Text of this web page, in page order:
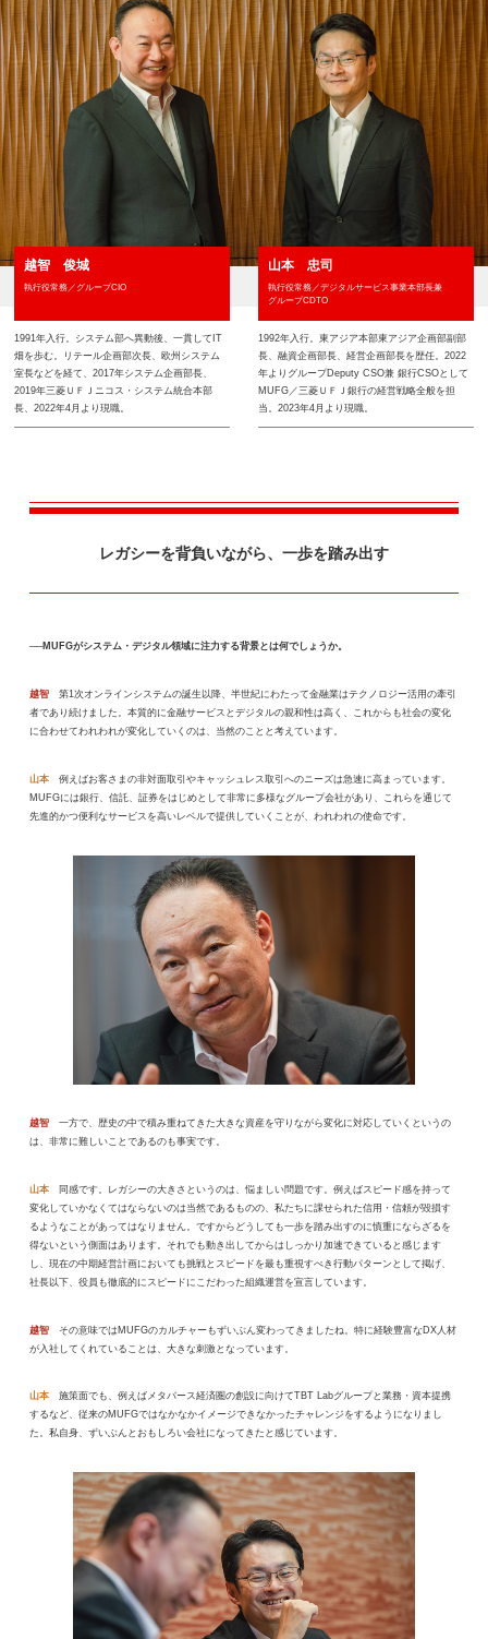
越智 俊城
執行役常務／グループCIO
1991年入行。システム部へ異動後、一貫してIT
畑を歩む。リテール企画部次長、欧州システム
室長などを経て、2017年システム企画部長、
2019年三菱ＵＦＪニコス・システム統合本部
長、2022年4月より現職。
山本 忠司
執行役常務／デジタルサービス事業本部長兼
グループCDTO
1992年入行。東アジア本部東アジア企画部副部
長、融資企画部長、経営企画部長を歴任。2022
年よりグループDeputy CSO兼 銀行CSOとして
MUFG／三菱ＵＦＪ銀行の経営戦略全般を担
当。2023年4月より現職。
レガシーを背負いながら、 一歩を踏み出す
──MUFGがシステム・デジタル領域に注力する背景とは何でしょうか。
越智第1次オンラインシステムの誕生以降、半世紀にわたって金融業はテクノロジー活用の牽引
者であり続けました。本質的に金融サービスとデジタルの親和性は高く、これからも社会の変化
に合わせてわれわれが変化していくのは、当然のことと考えています。
山本例えばお客さまの非対面取引やキャッシュレス取引へのニーズは急速に高まっています。
MUFGには銀行、信託、証券をはじめとして非常に多様なグループ会社があり、これらを通じて
先進的かつ便利なサービスを高いレベルで提供していくことが、われわれの使命です。
越智一方で、歴史の中で積み重ねてきた大きな資産を守りながら変化に対応していくというの
は、非常に難しいことであるのも事実です。
山本同感です。レガシーの大きさというのは、悩ましい問題です。例えばスピード感を持って
変化していかなくてはならないのは当然であるものの、私たちに課せられた信用・信頼が毀損す
るようなことがあってはなりません。ですからどうしても一歩を踏み出すのに慎重にならざるを
得ないという側面はあります。それでも動き出してからはしっかり加速できていると感じます
し、現在の中期経営計画においても挑戦とスピードを最も重視すべき行動パターンとして掲げ、
社長以下、役員も徹底的にスピードにこだわった組織運営を宣言しています。
越智その意味ではMUFGのカルチャーもずいぶん変わってきましたね。特に経験豊富なDX人材
が入社してくれていることは、大きな刺激となっています。
山本施策面でも、例えばメタバース経済圏の創設に向けてTBT Labグループと業務・資本提携
するなど、従来のMUFGではなかなかイメージできなかったチャレンジをするようになりまし
た。私自身、ずいぶんとおもしろい会社になってきたと感じています。